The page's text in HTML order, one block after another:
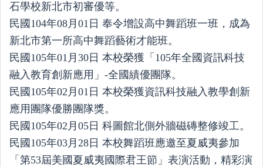
石學校新北市初審優等。
民國104年08月01日 奉令增設高中舞蹈班一班，成為
新北市第一所高中舞蹈藝術才能班。
民國105年01月30日 本校榮獲「105年全國資訊科技
融入教育創新應用」-全國績優團隊。
民國105年02月01日 本校榮獲資訊科技融入教學創新
應用團隊優勝團隊獎。
民國105年02月05日 科圖館北側外牆磁磚整修竣工。
民國105年03月28日 本校舞蹈班應邀至夏威夷參加
「第53屆美國夏威夷國際君王節」表演活動，精彩演